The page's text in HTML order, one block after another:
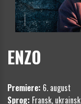
ENZO
Premiere: 6. august
Sprog: Fransk, ukrainsk